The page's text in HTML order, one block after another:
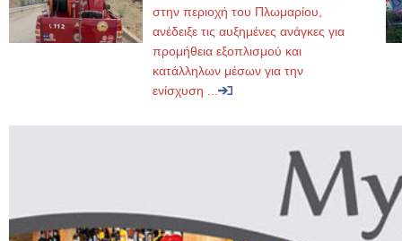
στην περιοχή του Πλωμαρίου,
ανέδειξε τις αυξημένες ανάγκες για
προμήθεια εξοπλισμού και
κατάλληλων μέσων για την
ενίσχυση ...